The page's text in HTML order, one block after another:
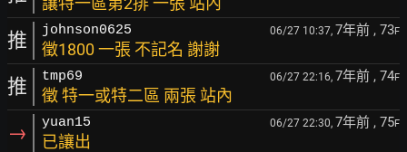
推 johnson0625 06/27 10:37, 7年前 , 73F
徵1800 一張 不記名 謝謝
推 tmp69 06/27 22:16, 7年前 , 74F
徵 特一或特二區 兩張 站內
→ yuan15 06/27 22:30, 7年前 , 75F
已讓出